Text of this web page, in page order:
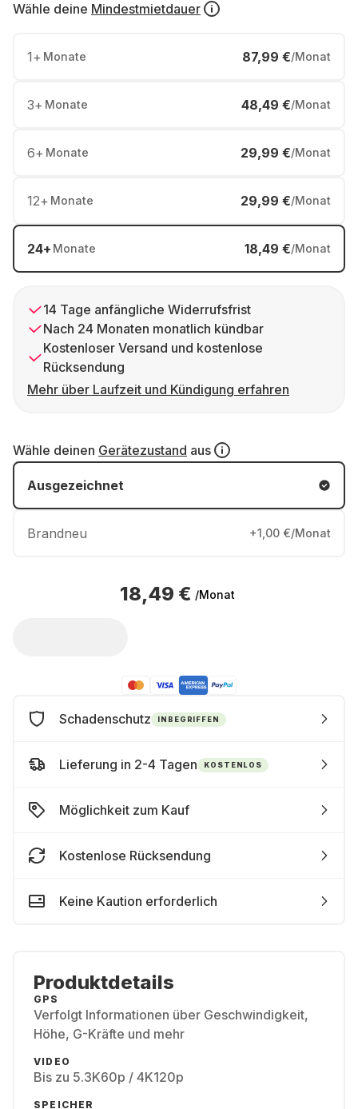
Wähle deine Mindestmietdauer
1+ Monate 87,99 €/Monat
3+ Monate 48,49 €/Monat
6+ Monate 29,99 €/Monat
12+ Monate 29,99 €/Monat
24+ Monate 18,49 €/Monat
14 Tage anfängliche Widerrufsfrist
Nach 24 Monaten monatlich kündbar
Kostenloser Versand und kostenlose
Rücksendung
Mehr über Laufzeit und Kündigung erfahren
Wähle deinen Gerätezustand aus
Ausgezeichnet
Brandneu +1,00 €/Monat
18,49 € /Monat
Schadenschutz INBEGRIFFEN
Lieferung in 2-4 Tagen KOSTENLOS
Möglichkeit zum Kauf
Kostenlose Rücksendung
Keine Kaution erforderlich
Produktdetails
GPS
Verfolgt Informationen über Geschwindigkeit,
Höhe, G-Kräfte und mehr
VIDEO
Bis zu 5.3K60p / 4K120p
SPEICHER